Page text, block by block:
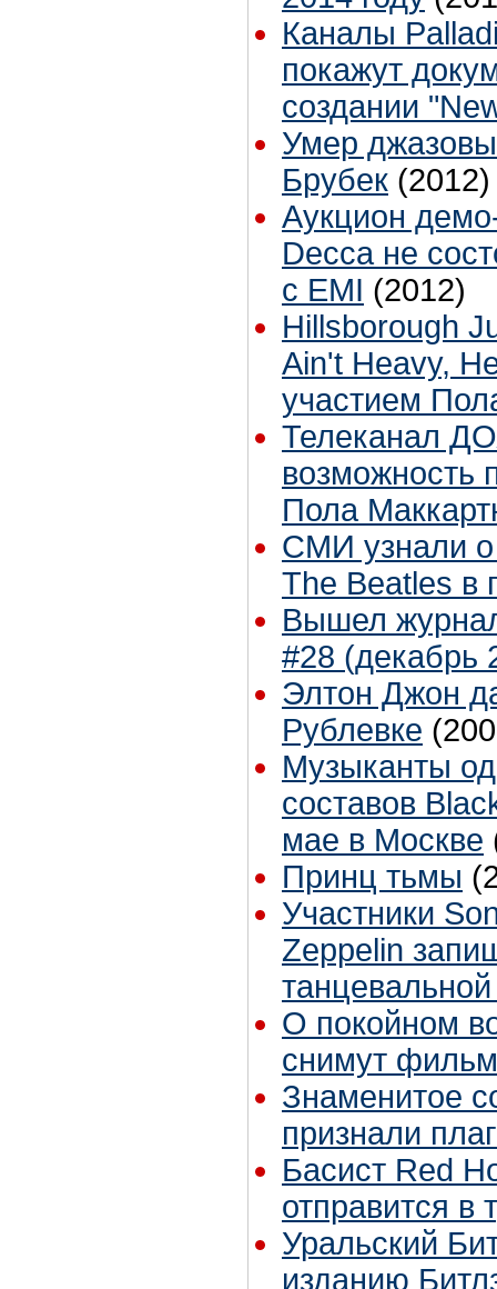
Каналы
покажут
создании
Умер
Брубек (2012)
Аукцион
Decca не
с EMI (2012)
Hillsborough
Ain't Heavy,
участием
Телеканал
возможность
Пола
СМИ узнали о
The Beatles в
Вышел
#28 (декабрь
Элтон Джон
Рублевке
Музыканты
составов
мае в Москве
Принц тьмы
Участники
Zeppelin
О покойном
снимут фильм
Знаменитое
признали
Басист Red
отправится в
Уральский
изданию